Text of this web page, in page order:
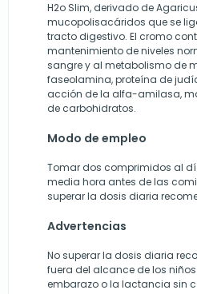
H2o Slim, derivado de
mucopolisacáridos que se
tracto digestivo. El cromo
mantenimiento de niveles
sangre y al metabolismo de
faseolamina, proteína de
acción de la alfa-amilasa,
de carbohidratos.
Modo de empleo
Tomar dos comprimidos al
media hora antes de las
superar la dosis diaria
Advertencias
No superar la dosis diaria
fuera del alcance de los
embarazo o la lactancia sin